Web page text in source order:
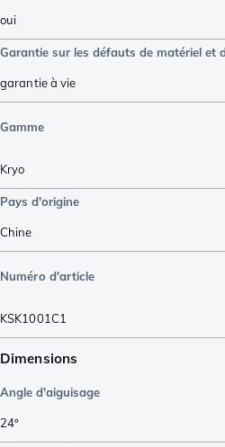
oui
Garantie sur les défauts de matériel et
garantie à vie
Gamme
Kryo
Pays d'origine
Chine
Numéro d'article
KSK1001C1
Dimensions
Angle d'aiguisage
24º